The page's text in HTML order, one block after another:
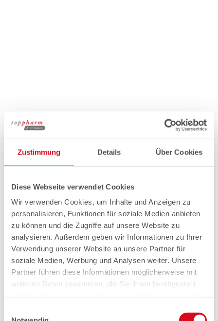
Zustimmung Details Über Cookies
Diese Webseite verwendet Cookies
Wir verwenden Cookies, um Inhalte und Anzeigen zu
personalisieren, Funktionen für soziale Medien anbieten
zu können und die Zugriffe auf unsere Website zu
analysieren. Außerdem geben wir Informationen zu Ihrer
Verwendung unserer Website an unsere Partner für
soziale Medien, Werbung und Analysen weiter. Unsere
Partner führen diese Informationen möglicherweise mit
weiteren Daten zusammen, die Sie ihnen bereitgestellt